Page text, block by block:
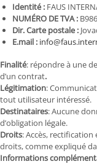
Identité : FAUS
NUMÉRO DE TVA :
Dir. Carte postale :
E.mail :
Finalité: répondre à une
d’un contrat.
Légitimation:
tout utilisateur intéressé.
Destinataires: Aucune
d’obligation légale.
Droits: Accès,
droits, comme expliqué
Informations